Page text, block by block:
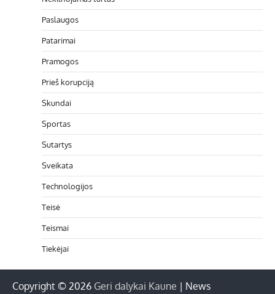
Paslaugos
Patarimai
Pramogos
Prieš korupciją
Skundai
Sportas
Sutartys
Sveikata
Technologijos
Teisė
Teismai
Tiekėjai
Copyright © 2026 Geri dalykai Kaune | News